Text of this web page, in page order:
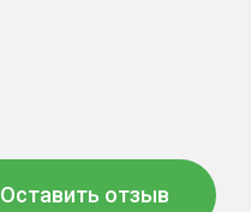
Оставить отзыв